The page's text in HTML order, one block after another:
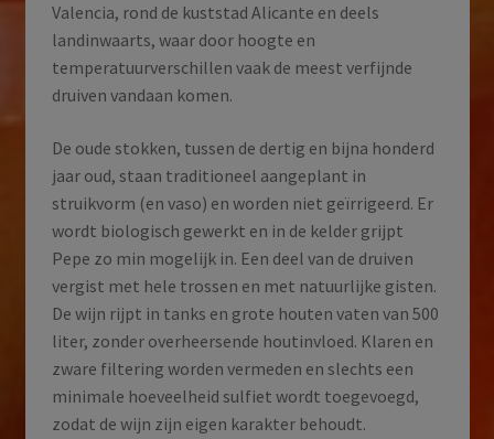
Valencia, rond de kuststad Alicante en deels
landinwaarts, waar door hoogte en
temperatuurverschillen vaak de meest verfijnde
druiven vandaan komen.
De oude stokken, tussen de dertig en bijna honderd
jaar oud, staan traditioneel aangeplant in
struikvorm (en vaso) en worden niet geïrrigeerd. Er
wordt biologisch gewerkt en in de kelder grijpt
Pepe zo min mogelijk in. Een deel van de druiven
vergist met hele trossen en met natuurlijke gisten.
De wijn rijpt in tanks en grote houten vaten van 500
liter, zonder overheersende houtinvloed. Klaren en
zware filtering worden vermeden en slechts een
minimale hoeveelheid sulfiet wordt toegevoegd,
zodat de wijn zijn eigen karakter behoudt.